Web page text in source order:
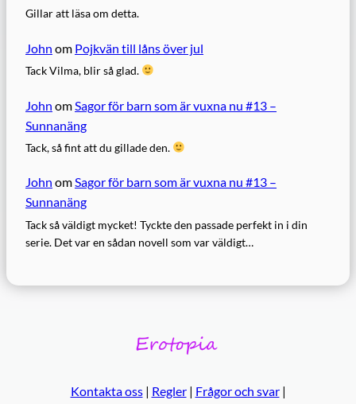
Gillar att läsa om detta.
John om Pojkvän till låns över jul
Tack Vilma, blir så glad.
John om Sagor för barn som är vuxna nu #13 –
Sunnanäng
Tack, så fint att du gillade den.
John omSagor för barn som är vuxna nu #13 –
Sunnanäng
Tack så väldigt mycket! Tyckte den passade perfekt in i din
serie. Det var en sådan novell som var väldigt…
Kontakta oss| Regler| Frågor och svar|